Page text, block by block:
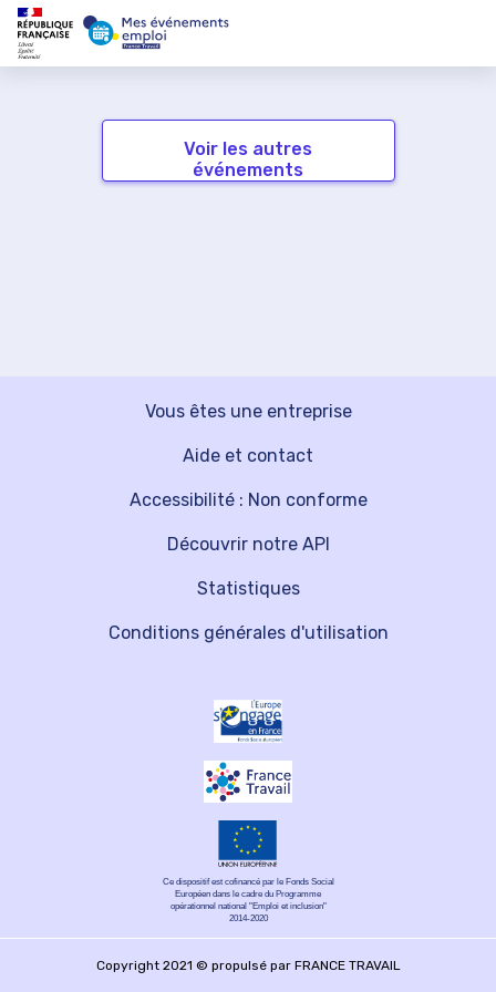
Voir les autres
événements
Vous êtes une entreprise
Découvrir notre API
Aide et contact
Statistiques
Accessibilité : Non conforme
Conditions générales d'utilisation
Ce dispositif est cofinancé par le Fonds Social
Européen dans le cadre du Programme
opérationnel national "Emploi et inclusion"
2014-2020
Copyright 2021 © propulsé par FRANCE TRAVAIL